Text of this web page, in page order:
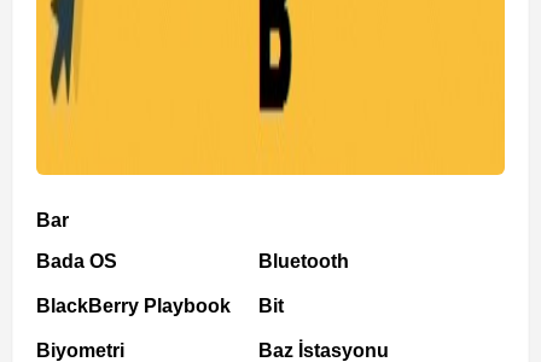
Bar
Bada OS
BlackBerry Playbook
Biyometri
Bluetooth
Bit
Baz İstasyonu